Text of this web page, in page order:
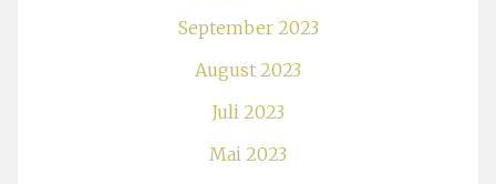
September 2023
August 2023
Juli 2023
Mai 2023